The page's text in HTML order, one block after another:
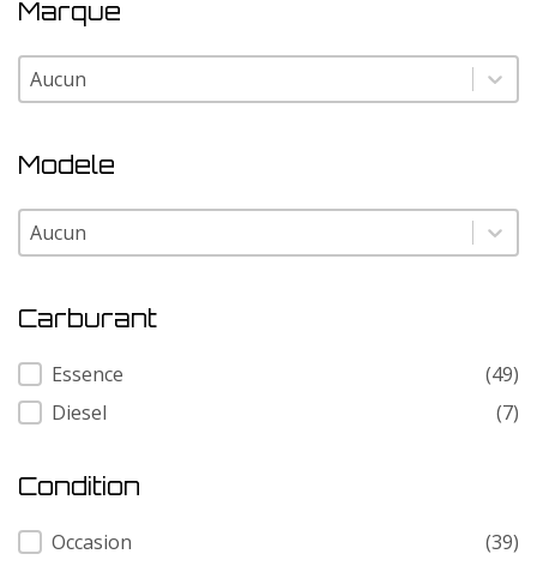
Marque
Marque
Marque
Modele
Modele
Modele
Carburant
Carburant
Essence
(49)
Diesel
(7)
Condition
Condition
Occasion
(39)